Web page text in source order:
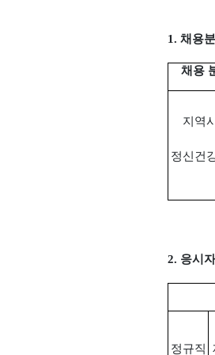
1. 채용
채용
지역
정신건
2. 응시
정규직